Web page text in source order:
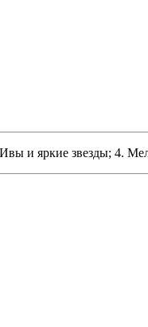
и яркие звезды; 4.